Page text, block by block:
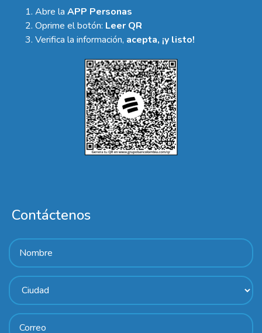
Abre la APP Personas
Oprime el botón: Leer QR
Verifica la información, acepta, ¡y listo!
Contáctenos